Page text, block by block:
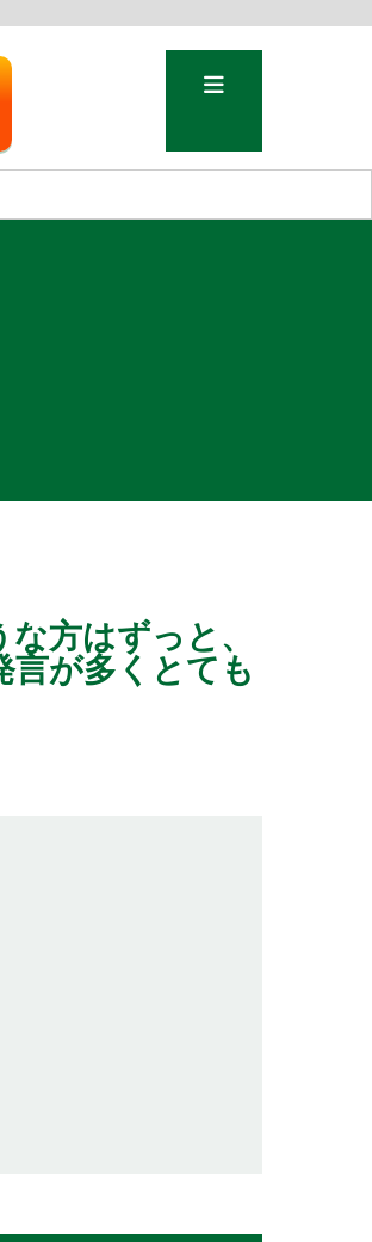
方はずっと、
が多くとても